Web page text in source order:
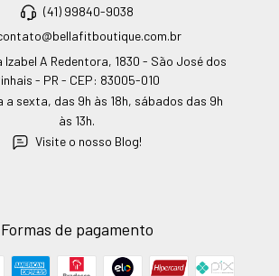
(41) 99840-9038
Izabel A Redentora, 1830 - São José dos
- PR - CEP: 83005-010
a sexta, das 9h às 18h, sábados das 9h
às 13h.
Visite o nosso Blog!
Formas de pagamento